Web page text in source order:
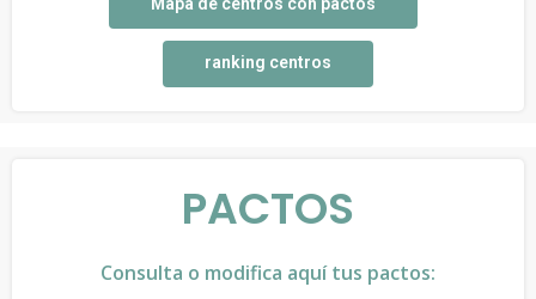
ranking centros
PACTOS
Consulta o modifica aquí tus pactos: